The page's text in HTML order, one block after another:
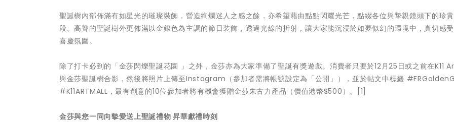
聖誕樹內部佈滿有如星光的璀璨裝飾，營造絢爛迷人之感之餘，亦希望藉由點點閃耀光芒，點綴各位與摯親鏡頭下的珍
段。高聳的聖誕樹外更佈滿以金銀色為主調的節日裝飾，透過光線的折射，讓大家能沉浸於如夢似幻的環境中，真切感
喜慶氛圍。
除了打卡必到的「金莎閃爍聖誕花園 」之外，金莎亦為大家準備了聖誕有獎遊戲。消費者只要於12月25日或之前在K11
與金莎聖誕樹合影，然後將照片上傳至Instagram（參加者需將帳號設定為「公開」），並於帖文中標籤
#K11ARTMALL，最有創意的10位參加者將有機會獲贈金莎朱古力產品（價值港幣$500）。[1]
金莎與您一同向摰愛送上聖誕禮物 昇華獻禮時刻